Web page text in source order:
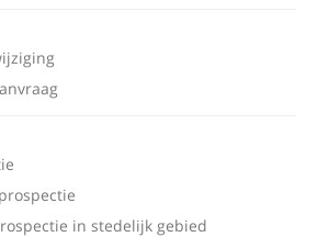
in stedelijk gebied